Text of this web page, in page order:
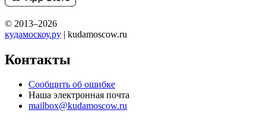
© 2013–2026
кудамоскоу.ру | kudamoscow.ru
Контакты
Сообщить об ошибке
Наша электронная почта
mailbox@kudamoscow.ru